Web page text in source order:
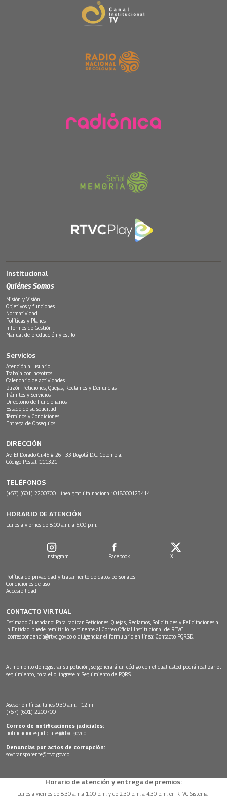
Institucional
Quiénes Somos
Misión y Visión
Objetivos y funciones
Normatividad
Políticas y Planes
Informes de Gestión
Manual de producción y estilo
Servicios
Atención al usuario
Trabaja con nosotros
Calendario de actividades
Buzón Peticiones, Quejas, Reclamos y Denuncias
Trámites y Servicios
Directorio de Funcionarios
Estado de su solicitud
Términos y Condiciones
Entrega de Obsequios
DIRECCIÓN
Av. El Dorado Cr.45 # 26 - 33 Bogotá D.C. Colombia.
Código Postal: 111321
TELÉFONOS
(+57) (601) 2200700. Línea gratuita nacional: 018000123414
HORARIO DE ATENCIÓN
Lunes a viernes de 8:00 a.m. a 5:00 p.m.
Instagram Facebook X
Política de privacidad y tratamiento de datos personales
Condiciones de uso
Accesibilidad
CONTACTO VIRTUAL
Estimado Ciudadano: Para radicar Peticiones, Quejas, Reclamos, Solicitudes y Felicitaciones a
la Entidad puede remitir lo pertinente al Correo Oficial Institucional de RTVC
correspondencia@rtvc.gov.co o diligenciar el formulario en línea: Contacto PQRSD.
Al momento de registrar su petición, se generará un código con el cual usted podrá realizar el
seguimiento, para ello, ingrese a: Seguimiento de PQRS
Asesor en línea: lunes 9:30 a.m. - 12 m
(+57) (601) 2200700
Correo de notificaciones judiciales:
notificacionesjudiciales@rtvc.gov.co
Denuncias por actos de corrupción:
soytransparente@rtvc.gov.co
Horario de atención y entrega de premios:
Lunes a viernes de 8:30 a.m.a 1:00 p.m. y de 2:30 p.m. a 4:30 p.m. en RTVC Sistema